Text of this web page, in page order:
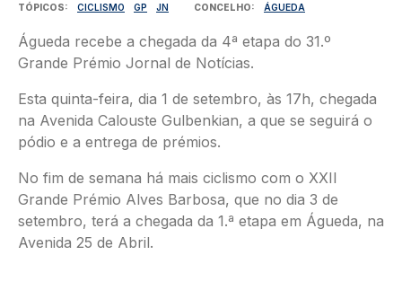
TÓPICOS CICLISMO GP JN CONCELHO ÁGUEDA
Águeda recebe a chegada da 4ª etapa do 31.º
Grande Prémio Jornal de Notícias.
Esta quinta-feira, dia 1 de setembro, às 17h, chegada
na Avenida Calouste Gulbenkian, a que se seguirá o
pódio e a entrega de prémios.
No fim de semana há mais ciclismo com o XXII
Grande Prémio Alves Barbosa, que no dia 3 de
setembro, terá a chegada da 1.ª etapa em Águeda, na
Avenida 25 de Abril.